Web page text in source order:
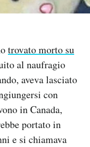
trovato morto su
al naufragio
aveva lasciato
con
in Canada,
portato in
e si chiamava